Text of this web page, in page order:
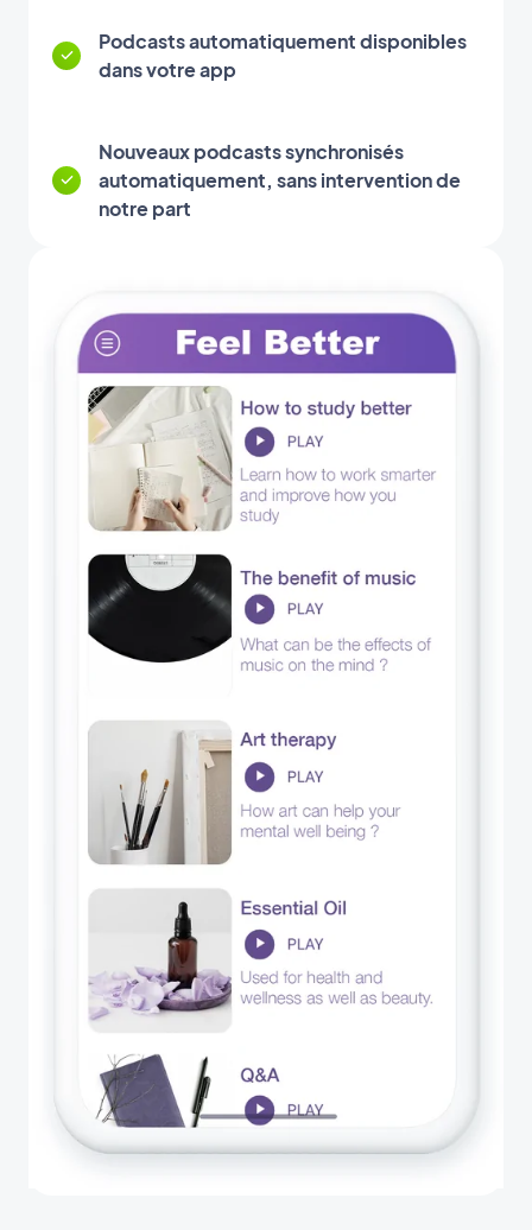
Podcasts automatiquement disponibles
dans votre app
Nouveaux podcasts synchronisés
automatiquement, sans intervention de
notre part